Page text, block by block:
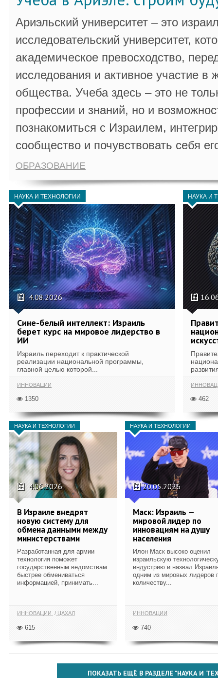
Ариэльский университет – это
исследовательский университет,
академическое превосходство,
исследования и активное участие в
общества. Учеба здесь – это не
профессии и знаний, но и
познакомиться с Израилем,
сообщество и почувствовать себя
ОБРАЗОВАНИЕ
НАУКА И ТЕХНОЛОГИИ
4.08.2026
Сине-белый интеллект: Израиль
берет курс на мировое лидерство в
ИИ
Израиль переходит к практической
реализации национальной программы,
главной целью которой...
ИННОВАЦИИ
1350
НАУКА И
462
НАУКА И ТЕХНОЛОГИИ
4.06.2026
В Израиле внедрят
новую систему для
обмена данными между
министерствами
Разработанная для армии
технология поможет
государственным ведомствам
быстрее обмениваться
информацией, принимать...
ИННОВАЦИИ ЦАХАЛ
615
НАУКА И ТЕХНОЛОГИИ
20.05.2026
Маск: Израиль —
мировой лидер по
инновациям на душу
населения
Илон Маск высоко оценил
израильскую
индустрию и назвал
одним из мировых лидеров
количеству...
ИННОВАЦИИ
740
ПОКАЗАТЬ ЕЩЁ В РАЗДЕЛЕ "НАУКА И